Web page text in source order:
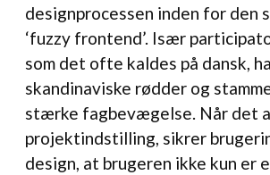
designprocessen inden for den
‘fuzzy frontend’. Især
som det ofte kaldes på dansk,
skandinaviske rødder og
stærke fagbevægelse. Når det
projektindstilling, sikrer
design, at brugeren ikke kun er